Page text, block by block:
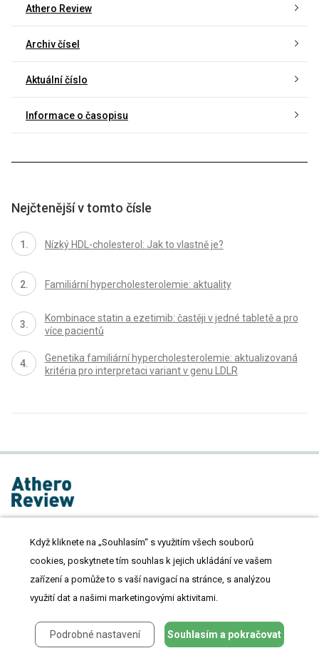
Athero Review
Archiv čísel
Aktuální číslo
Informace o časopisu
Nejčtenější v tomto čísle
Nízký HDL-cholesterol: Jak to vlastně je?
Familiární hypercholesterolemie: aktuality
Kombinace statin a ezetimib: častěji v jedné tabletě a pro
více pacientů
Genetika familiární hypercholesterolemie: aktualizovaná
kritéria pro interpretaci variant v genu LDLR
proLékaře.cz
Úvodní stránka
Archiv čísel
Aktuální číslo
Když kliknete na „Souhlasím“ s využitím všech souborů
cookies, poskytnete tím souhlas k jejich ukládání ve vašem
zařízení a pomůže to s vaší navigací na stránce, s analýzou
využití dat a našimi marketingovými aktivitami.
Podrobné nastavení Souhlasím a pokračovat